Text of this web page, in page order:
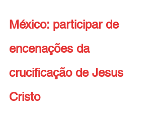
México: participar de
encenações da
crucificação de Jesus
Cristo